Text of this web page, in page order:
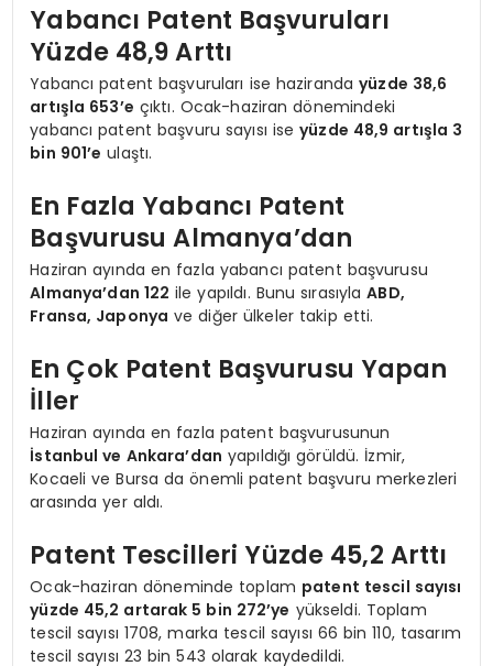
Yabancı Patent Başvuruları
Yüzde 48,9 Arttı
Yabancı patent başvuruları ise hazirandayüzde 38,6
artışla 653’e çıktı. Ocak-haziran dönemindeki
yabancı patent başvuru sayısı iseyüzde 48,9 artışla 3
bin 901’e ulaştı.
En Fazla Yabancı Patent
Başvurusu Almanya’dan
Haziran ayında en fazla yabancı patent başvurusu
Almanya’dan 122 ile yapıldı. Bunu sırasıylaABD,
Fransa, Japonya ve diğer ülkeler takip etti.
En Çok Patent Başvurusu Yapan
İller
Haziran ayında en fazla patent başvurusunun
İstanbul ve Ankara’dan yapıldığı görüldü. İzmir,
Kocaeli ve Bursa da önemli patent başvuru merkezleri
arasında yer aldı.
Patent Tescilleri Yüzde 45,2 Arttı
Ocak-haziran döneminde toplam patent tescil sayısı
yüzde 45,2 artarak 5 bin 272’ye yükseldi. Toplam
tescil sayısı 1708, marka tescil sayısı 66 bin 110, tasarım
tescil sayısı 23 bin 543 olarak kaydedildi.